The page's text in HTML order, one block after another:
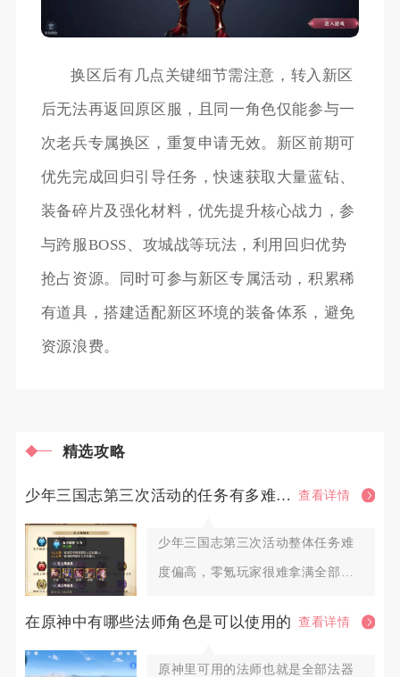
换区后有几点关键细节需注意，转入新区
后无法再返回原区服，且同一角色仅能参与一
次老兵专属换区，重复申请无效。新区前期可
优先完成回归引导任务，快速获取大量蓝钻、
装备碎片及强化材料，优先提升核心战力，参
与跨服BOSS、攻城战等玩法，利用回归优势
抢占资源。同时可参与新区专属活动，积累稀
有道具，搭建适配新区环境的装备体系，避免
资源浪费。
精选攻略
少年三国志第三次活动的任务有多难完成 查看详情
少年三国志第三次活动整体任务难
度偏高，零氪玩家很难拿满全部档
在原神中有哪些法师角色是可以使用的 查看详情
原神里可用的法师也就是全部法器